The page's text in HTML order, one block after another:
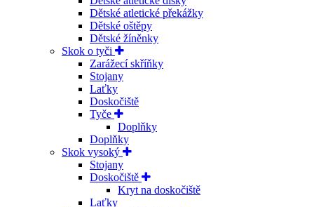
Dětské atletické překážky
Dětské oštěpy
Dětské žíněnky
Skok o tyči
Zarážecí skříňky
Stojany
Laťky
Doskočiště
Tyče
Doplňky
Doplňky
Skok vysoký
Stojany
Doskočiště
Kryt na doskočiště
Laťky